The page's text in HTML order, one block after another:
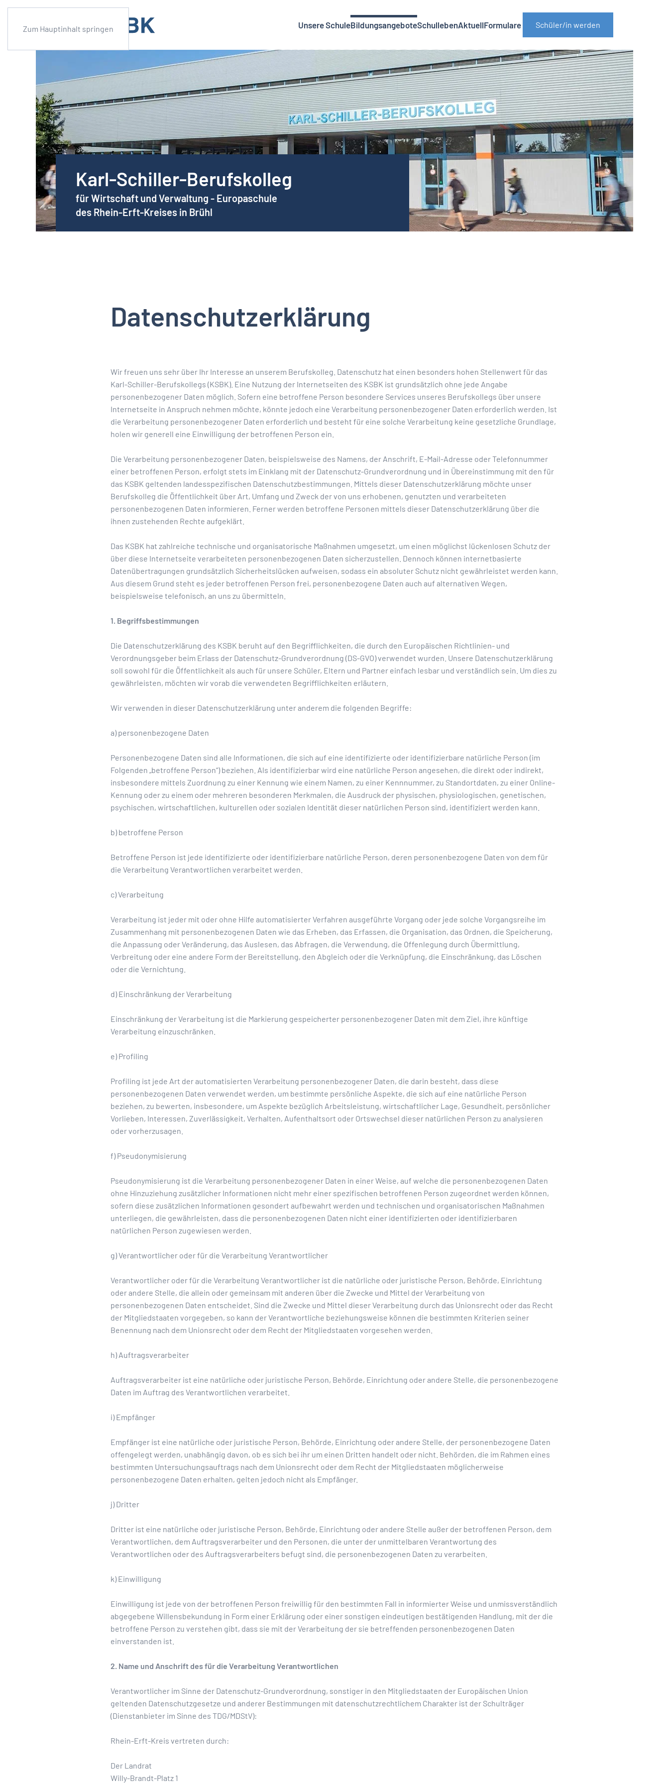
Zum Hauptinhalt springen Unsere SchuleBildungsangeboteSchullebenAktuellFormulare Schüler/in werden
Karl-Schiller-Berufskolleg
für Wirtschaft und Verwaltung - Europaschule
des Rhein-Erft-Kreises in Brühl
Datenschutzerklärung
Wir freuen uns sehr über Ihr Interesse an unserem Berufskolleg. Datenschutz hat einen besonders hohen Stellenwert für das
Karl-Schiller-Berufskollegs (KSBK). Eine Nutzung der Internetseiten des KSBK ist grundsätzlich ohne jede Angabe
personenbezogener Daten möglich. Sofern eine betroffene Person besondere Services unseres Berufskollegs über unsere
Internetseite in Anspruch nehmen möchte, könnte jedoch eine Verarbeitung personenbezogener Daten erforderlich werden. Ist
die Verarbeitung personenbezogener Daten erforderlich und besteht für eine solche Verarbeitung keine gesetzliche Grundlage,
holen wir generell eine Einwilligung der betroffenen Person ein.
Die Verarbeitung personenbezogener Daten, beispielsweise des Namens, der Anschrift, E-Mail-Adresse oder Telefonnummer
einer betroffenen Person, erfolgt stets im Einklang mit der Datenschutz-Grundverordnung und in Übereinstimmung mit den für
das KSBK geltenden landesspezifischen Datenschutzbestimmungen. Mittels dieser Datenschutzerklärung möchte unser
Berufskolleg die Öffentlichkeit über Art, Umfang und Zweck der von uns erhobenen, genutzten und verarbeiteten
personenbezogenen Daten informieren. Ferner werden betroffene Personen mittels dieser Datenschutzerklärung über die
ihnen zustehenden Rechte aufgeklärt.
Das KSBK hat zahlreiche technische und organisatorische Maßnahmen umgesetzt, um einen möglichst lückenlosen Schutz der
über diese Internetseite verarbeiteten personenbezogenen Daten sicherzustellen. Dennoch können internetbasierte
Datenübertragungen grundsätzlich Sicherheitslücken aufweisen, sodass ein absoluter Schutz nicht gewährleistet werden kann.
Aus diesem Grund steht es jeder betroffenen Person frei, personenbezogene Daten auch auf alternativen Wegen,
beispielsweise telefonisch, an uns zu übermitteln.
1. Begriffsbestimmungen
Die Datenschutzerklärung des KSBK beruht auf den Begrifflichkeiten, die durch den Europäischen Richtlinien- und
Verordnungsgeber beim Erlass der Datenschutz-Grundverordnung (DS-GVO) verwendet wurden. Unsere Datenschutzerklärung
soll sowohl für die Öffentlichkeit als auch für unsere Schüler, Eltern und Partner einfach lesbar und verständlich sein. Um dies zu
gewährleisten, möchten wir vorab die verwendeten Begrifflichkeiten erläutern.
Wir verwenden in dieser Datenschutzerklärung unter anderem die folgenden Begriffe:
a) personenbezogene Daten
Personenbezogene Daten sind alle Informationen, die sich auf eine identifizierte oder identifizierbare natürliche Person (im
Folgenden „betroffene Person“) beziehen. Als identifizierbar wird eine natürliche Person angesehen, die direkt oder indirekt,
insbesondere mittels Zuordnung zu einer Kennung wie einem Namen, zu einer Kennnummer, zu Standortdaten, zu einer Online-
Kennung oder zu einem oder mehreren besonderen Merkmalen, die Ausdruck der physischen, physiologischen, genetischen,
psychischen, wirtschaftlichen, kulturellen oder sozialen Identität dieser natürlichen Person sind, identifiziert werden kann.
b) betroffene Person
Betroffene Person ist jede identifizierte oder identifizierbare natürliche Person, deren personenbezogene Daten von dem für
die Verarbeitung Verantwortlichen verarbeitet werden.
c) Verarbeitung
Verarbeitung ist jeder mit oder ohne Hilfe automatisierter Verfahren ausgeführte Vorgang oder jede solche Vorgangsreihe im
Zusammenhang mit personenbezogenen Daten wie das Erheben, das Erfassen, die Organisation, das Ordnen, die Speicherung,
die Anpassung oder Veränderung, das Auslesen, das Abfragen, die Verwendung, die Offenlegung durch Übermittlung,
Verbreitung oder eine andere Form der Bereitstellung, den Abgleich oder die Verknüpfung, die Einschränkung, das Löschen
oder die Vernichtung.
d) Einschränkung der Verarbeitung
Einschränkung der Verarbeitung ist die Markierung gespeicherter personenbezogener Daten mit dem Ziel, ihre künftige
Verarbeitung einzuschränken.
e) Profiling
Profiling ist jede Art der automatisierten Verarbeitung personenbezogener Daten, die darin besteht, dass diese
personenbezogenen Daten verwendet werden, um bestimmte persönliche Aspekte, die sich auf eine natürliche Person
beziehen, zu bewerten, insbesondere, um Aspekte bezüglich Arbeitsleistung, wirtschaftlicher Lage, Gesundheit, persönlicher
Vorlieben, Interessen, Zuverlässigkeit, Verhalten, Aufenthaltsort oder Ortswechsel dieser natürlichen Person zu analysieren
oder vorherzusagen.
f) Pseudonymisierung
Pseudonymisierung ist die Verarbeitung personenbezogener Daten in einer Weise, auf welche die personenbezogenen Daten
ohne Hinzuziehung zusätzlicher Informationen nicht mehr einer spezifischen betroffenen Person zugeordnet werden können,
sofern diese zusätzlichen Informationen gesondert aufbewahrt werden und technischen und organisatorischen Maßnahmen
unterliegen, die gewährleisten, dass die personenbezogenen Daten nicht einer identifizierten oder identifizierbaren
natürlichen Person zugewiesen werden.
g) Verantwortlicher oder für die Verarbeitung Verantwortlicher
Verantwortlicher oder für die Verarbeitung Verantwortlicher ist die natürliche oder juristische Person, Behörde, Einrichtung
oder andere Stelle, die allein oder gemeinsam mit anderen über die Zwecke und Mittel der Verarbeitung von
personenbezogenen Daten entscheidet. Sind die Zwecke und Mittel dieser Verarbeitung durch das Unionsrecht oder das Recht
der Mitgliedstaaten vorgegeben, so kann der Verantwortliche beziehungsweise können die bestimmten Kriterien seiner
Benennung nach dem Unionsrecht oder dem Recht der Mitgliedstaaten vorgesehen werden.
h) Auftragsverarbeiter
Auftragsverarbeiter ist eine natürliche oder juristische Person, Behörde, Einrichtung oder andere Stelle, die personenbezogene
Daten im Auftrag des Verantwortlichen verarbeitet.
i) Empfänger
Empfänger ist eine natürliche oder juristische Person, Behörde, Einrichtung oder andere Stelle, der personenbezogene Daten
offengelegt werden, unabhängig davon, ob es sich bei ihr um einen Dritten handelt oder nicht. Behörden, die im Rahmen eines
bestimmten Untersuchungsauftrags nach dem Unionsrecht oder dem Recht der Mitgliedstaaten möglicherweise
personenbezogene Daten erhalten, gelten jedoch nicht als Empfänger.
j) Dritter
Dritter ist eine natürliche oder juristische Person, Behörde, Einrichtung oder andere Stelle außer der betroffenen Person, dem
Verantwortlichen, dem Auftragsverarbeiter und den Personen, die unter der unmittelbaren Verantwortung des
Verantwortlichen oder des Auftragsverarbeiters befugt sind, die personenbezogenen Daten zu verarbeiten.
k) Einwilligung
Einwilligung ist jede von der betroffenen Person freiwillig für den bestimmten Fall in informierter Weise und unmissverständlich
abgegebene Willensbekundung in Form einer Erklärung oder einer sonstigen eindeutigen bestätigenden Handlung, mit der die
betroffene Person zu verstehen gibt, dass sie mit der Verarbeitung der sie betreffenden personenbezogenen Daten
einverstanden ist.
2. Name und Anschrift des für die Verarbeitung Verantwortlichen
Verantwortlicher im Sinne der Datenschutz-Grundverordnung, sonstiger in den Mitgliedstaaten der Europäischen Union
geltenden Datenschutzgesetze und anderer Bestimmungen mit datenschutzrechtlichem Charakter ist der Schulträger
(Dienstanbieter im Sinne des TDG/MDStV):
Rhein-Erft-Kreis vertreten durch:
Der Landrat
Willy-Brandt-Platz 1